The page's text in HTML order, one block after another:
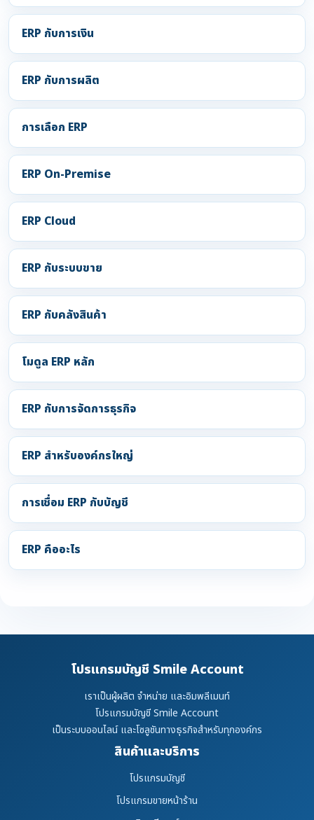
ERP กับการเงิน
ERP กับการผลิต
การเลือก ERP
ERP On-Premise
ERP Cloud
ERP กับระบบขาย
ERP กับคลังสินค้า
โมดูล ERP หลัก
ERP กับการจัดการธุรกิจ
ERP สำหรับองค์กรใหญ่
การเชื่อม ERP กับบัญชี
ERP คืออะไร
โปรแกรมบัญชี Smile Account
เราเป็นผู้ผลิต จำหน่าย และอิมพลีเมนท์
โปรแกรมบัญชี Smile Account
เป็นระบบออนไลน์ และโซลูชันทางธุรกิจสำหรับทุกองค์กร
สินค้าและบริการ
โปรแกรมบัญชี
โปรแกรมขายหน้าร้าน